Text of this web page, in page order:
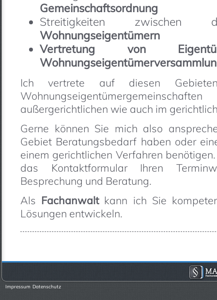
Gemeinschaftsordnung
Streitigkeiten
Wohnungseigentümern
Vertretung von
Ich vertrete auf diesen Gebieten
außergerichtlichen wie auch im
Gerne können Sie mich also
Gebiet Beratungsbedarf haben oder
einem gerichtlichen Verfahren
das Kontaktformular Ihren
Besprechung und Beratung.
Als Fachanwaltkann ich Sie
Lösungen entwickeln.
Impressum Datenschutz